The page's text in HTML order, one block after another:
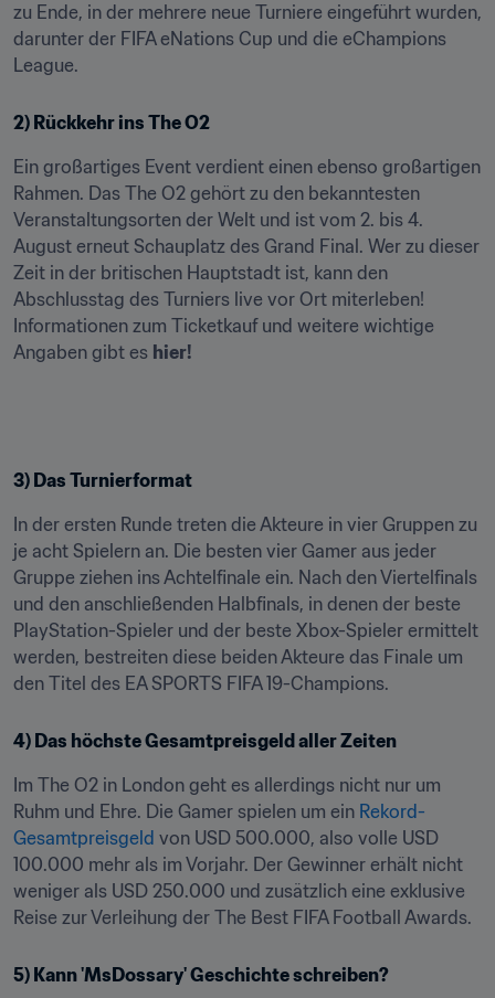
zu Ende, in der mehrere neue Turniere eingeführt wurden,
darunter der FIFA eNations Cup und die eChampions
League.
2) Rückkehr ins The O2
Ein großartiges Event verdient einen ebenso großartigen
Rahmen. Das The O2 gehört zu den bekanntesten
Veranstaltungsorten der Welt und ist vom 2. bis 4.
August erneut Schauplatz des Grand Final. Wer zu dieser
Zeit in der britischen Hauptstadt ist, kann den
Abschlusstag des Turniers live vor Ort miterleben!
Informationen zum Ticketkauf und weitere wichtige
Angaben gibt es hier!
3) Das Turnierformat
In der ersten Runde treten die Akteure in vier Gruppen zu
je acht Spielern an. Die besten vier Gamer aus jeder
Gruppe ziehen ins Achtelfinale ein. Nach den Viertelfinals
und den anschließenden Halbfinals, in denen der beste
PlayStation-Spieler und der beste Xbox-Spieler ermittelt
werden, bestreiten diese beiden Akteure das Finale um
den Titel des EA SPORTS FIFA 19-Champions.
4) Das höchste Gesamtpreisgeld aller Zeiten
Im The O2 in London geht es allerdings nicht nur um
Ruhm und Ehre. Die Gamer spielen um ein Rekord-
Gesamtpreisgeld von USD 500.000, also volle USD
100.000 mehr als im Vorjahr. Der Gewinner erhält nicht
weniger als USD 250.000 und zusätzlich eine exklusive
Reise zur Verleihung der The Best FIFA Football Awards.
5) Kann 'MsDossary' Geschichte schreiben?